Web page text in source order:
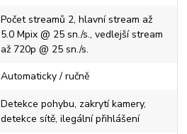
Počet streamů 2, hlavní stream až
5.0 Mpix @ 25 sn./s., vedlejší stream
až 720p @ 25 sn./s.
Automaticky / ručně
Detekce pohybu, zakrytí kamery,
detekce sítě, ilegální přihlášení